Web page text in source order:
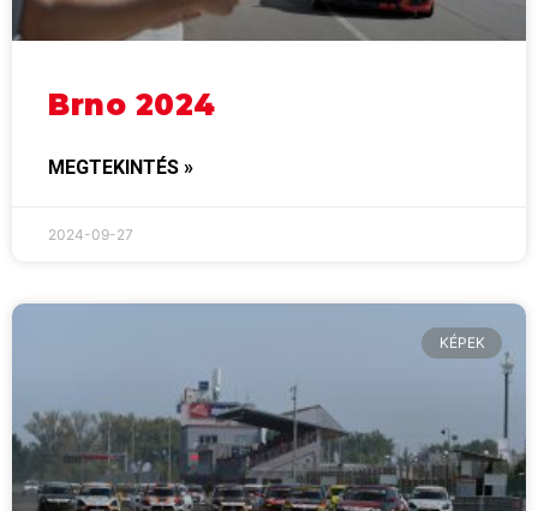
Brno 2024
MEGTEKINTÉS »
2024-09-27
KÉPEK